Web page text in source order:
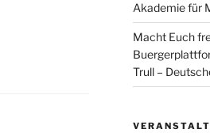
Akademie für
Macht Euch
Trull –